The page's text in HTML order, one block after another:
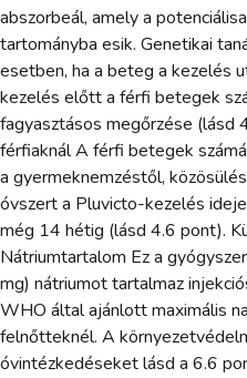
abszorbeál, amely a
tartományba esik. Genetikai
esetben, ha a beteg a kezelés
kezelés előtt a férfi betegek
fagyasztásos megőrzése (lásd
férfiaknál A férfi betegek
a gyermeknemzéstől,
óvszert a Pluvicto-kezelés
még 14 hétig (lásd 4.6 pont).
Nátriumtartalom Ez a
mg) nátriumot tartalmaz
WHO által ajánlott maximális
felnőtteknél. A
óvintézkedéseket lásd a 6.6